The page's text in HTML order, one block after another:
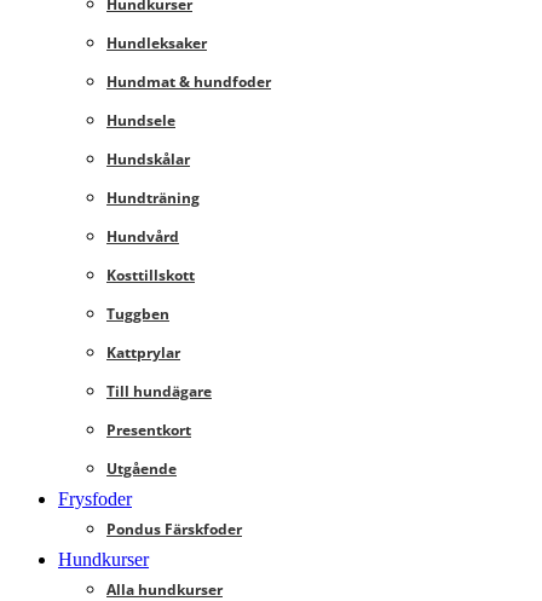
Hundkurser
Hundleksaker
Hundmat & hundfoder
Hundsele
Hundskålar
Hundträning
Hundvård
Kosttillskott
Tuggben
Kattprylar
Till hundägare
Presentkort
Utgående
Frysfoder
Pondus Färskfoder
Hundkurser
Alla hundkurser